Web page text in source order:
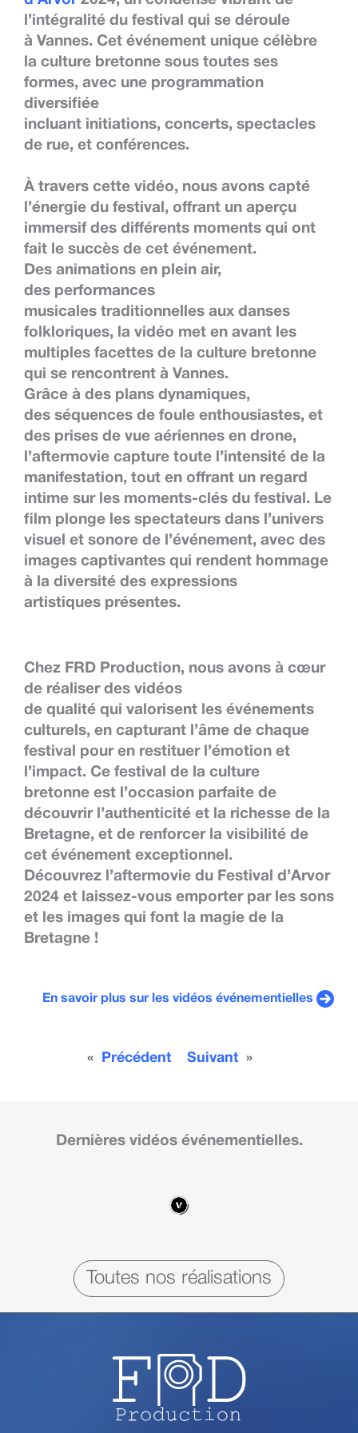
l’intégralité du festival qui se déroule
à Vannes. Cet événement unique célèbre
la culture bretonne sous toutes ses
formes, avec une programmation
diversifiée
incluant initiations, concerts, spectacles
de rue, et conférences.
À travers cette vidéo, nous avons capté
l’énergie du festival, offrant un aperçu
immersif des différents moments qui ont
fait le succès de cet événement.
Des animations en plein air,
des performances
musicales traditionnelles aux danses
folkloriques, la vidéo met en avant les
multiples facettes de la culture bretonne
qui se rencontrent à Vannes.
Grâce à des plans dynamiques,
des séquences de foule enthousiastes, et
des prises de vue aériennes en drone,
l’aftermovie capture toute l’intensité de la
manifestation, tout en offrant un regard
intime sur les moments-clés du festival. Le
film plonge les spectateurs dans l’univers
visuel et sonore de l’événement, avec des
images captivantes qui rendent hommage
à la diversité des expressions
artistiques présentes.
Chez FRD Production, nous avons à cœur
de réaliser des vidéos
de qualité qui valorisent les événements
culturels, en capturant l’âme de chaque
festival pour en restituer l’émotion et
l’impact. Ce festival de la culture
bretonne est l’occasion parfaite de
découvrir l’authenticité et la richesse de la
Bretagne, et de renforcer la visibilité de
cet événement exceptionnel.
Découvrez l’aftermovie du Festival d’Arvor
2024 et laissez-vous emporter par les sons
et les images qui font la magie de la
Bretagne !
En savoir plus sur les vidéos événementielles
« Précédent Suivant »
Dernières vidéos événementielles.
Toutes nos réalisations